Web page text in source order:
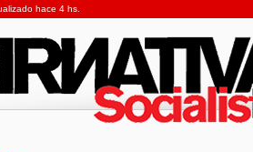
hace 4 hs.